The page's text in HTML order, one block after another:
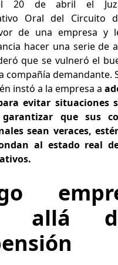
20 de abril el
Oral del Circuito
de una empresa y
hacer una serie de
que se vulneró el
compañía demandante.
instó a la empresa a
evitar situaciones
que sus
sean veraces,
al estado real
allá